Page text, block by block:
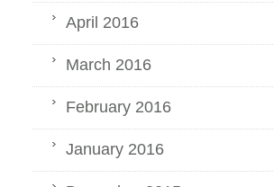
April 2016
March 2016
February 2016
January 2016